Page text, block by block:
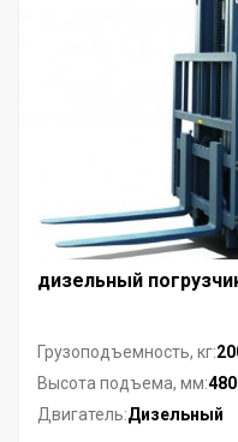
дизельный
Грузоподъемность, кг:
Высота подъема, мм:
Двигатель:Дизельный